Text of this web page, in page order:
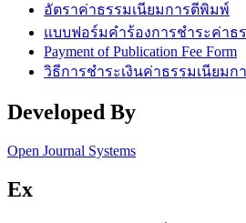
อัตราค่าธรรมเนียมการตีพิมพ์
แบบฟอร์มคำร้องการชำระค่าธ
Payment of Publication Fee Form
วิธีการชำระเงินค่าธรรมเนียมก
Developed By
Open Journal Systems
Ex